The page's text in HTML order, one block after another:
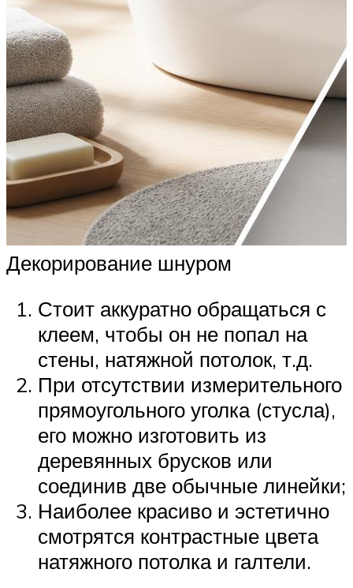
Декорирование шнуром
Стоит аккуратно обращаться с
клеем, чтобы он не попал на
стены, натяжной потолок, т.д.
При отсутствии измерительного
прямоугольного уголка (стусла),
его можно изготовить из
деревянных брусков или
соединив две обычные линейки;
Наиболее красиво и эстетично
смотрятся контрастные цвета
натяжного потолка и галтели.